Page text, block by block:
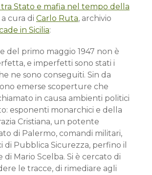
Stato e mafia nel tempo della
a cura di Carlo Ruta, archivio
in Sicilia:
del primo maggio 1947 non è
e imper­fetti sono stati i
ne sono conseguiti. Sin da
emerse scoperture che
in causa ambienti politici
esponenti monarchici e della
Cri­stiana, un potente
di Palermo, comandi militari,
di Pubblica Sicurezza, perfino il
di Mario Scel­ba. Si è cercato di
le tracce, di rimediare agli